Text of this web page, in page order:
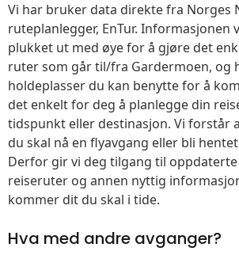
Vi har bruker data direkte fra Norges
ruteplanlegger, EnTur. Informasjonen
plukket ut med øye for å gjøre det
ruter som går til/fra Gardermoen, og
holdeplasser du kan benytte for å
det enkelt for deg å planlegge din
tidspunkt eller destinasjon. Vi forstår
du skal nå en flyavgang eller bli
Derfor gir vi deg tilgang til oppdaterte
reiseruter og annen nyttig
kommer dit du skal i tide.
Hva med andre avganger?